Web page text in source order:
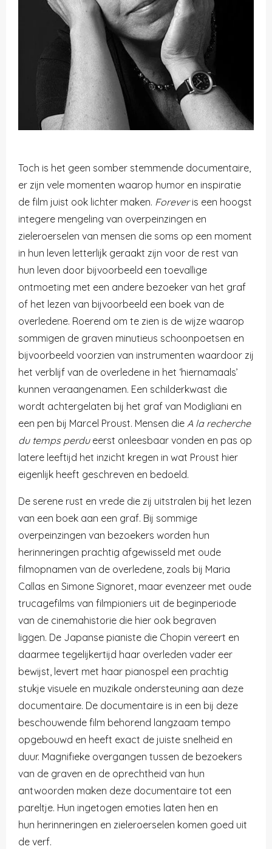
Toch is het geen somber stemmende documentaire,
er zijn vele momenten waarop humor en inspiratie
de film juist ook lichter maken. Foreveris een hoogst
integere mengeling van overpeinzingen en
zieleroerselen van mensen die soms op een moment
in hun leven letterlijk geraakt zijn voor de rest van
hun leven door bijvoorbeeld een toevallige
ontmoeting met een andere bezoeker van het graf
of het lezen van bijvoorbeeld een boek van de
overledene. Roerend om te zien is de wijze waarop
sommigen de graven minutieus schoonpoetsen en
bijvoorbeeld voorzien van instrumenten waardoor zij
het verblijf van de overledene in het ‘hiernamaals’
kunnen veraangenamen. Een schilderkwast die
wordt achtergelaten bij het graf van Modigliani en
een pen bij Marcel Proust. Mensen die A la recherche
du temps perdueerst onleesbaar vonden en pas op
latere leeftijd het inzicht kregen in wat Proust hier
eigenlijk heeft geschreven en bedoeld.
De serene rust en vrede die zij uitstralen bij het lezen
van een boek aan een graf. Bij sommige
overpeinzingen van bezoekers worden hun
herinneringen prachtig afgewisseld met oude
filmopnamen van de overledene, zoals bij Maria
Callas en Simone Signoret, maar evenzeer met oude
trucagefilms van filmpioniers uit de beginperiode
van de cinemahistorie die hier ook begraven
liggen. De Japanse pianiste die Chopin vereert en
daarmee tegelijkertijd haar overleden vader eer
bewijst, levert met haar pianospel een prachtig
stukje visuele en muzikale ondersteuning aan deze
documentaire. De documentaire is in een bij deze
beschouwende film behorend langzaam tempo
opgebouwd en heeft exact de juiste snelheid en
duur. Magnifieke overgangen tussen de bezoekers
van de graven en de oprechtheid van hun
antwoorden maken deze documentaire tot een
pareltje. Hun ingetogen emoties laten hen en
hun herinneringen en zieleroerselen komen goed uit
de verf.